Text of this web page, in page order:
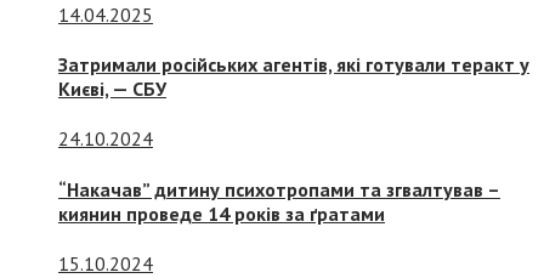
14.04.2025
Затримали російських агентів, які готували теракт у
Києві, — СБУ
24.10.2024
“Накачав” дитину психотропами та згвалтував –
киянин проведе 14 років за ґратами
15.10.2024